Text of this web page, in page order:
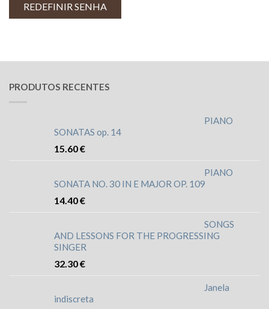
REDEFINIR SENHA
PRODUTOS RECENTES
PIANO
SONATAS op. 14
15.60€
PIANO
SONATA NO. 30 IN E MAJOR OP. 109
14.40€
SONGS
AND LESSONS FOR THE PROGRESSING
SINGER
32.30€
Janela
indiscreta